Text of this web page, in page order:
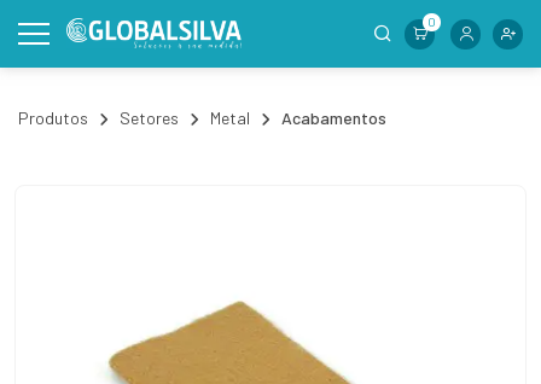
0
Produtos Setores Metal Acabamentos